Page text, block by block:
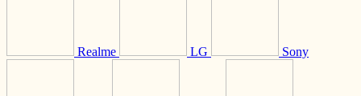
Realme LG Sony